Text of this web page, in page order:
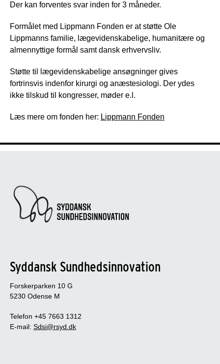
Der kan forventes svar inden for 3 måneder.
Formålet med Lippmann Fonden er at støtte Ole
Lippmanns familie, lægevidenskabelige, humanitære og
almennyttige formål samt dansk erhvervsliv.
Støtte til lægevidenskabelige ansøgninger gives
fortrinsvis indenfor kirurgi og anæstesiologi. Der ydes
ikke tilskud til kongresser, møder e.l.
Læs mere om fonden her: Lippmann Fonden
Syddansk Sundhedsinnovation
Forskerparken 10 G
5230 Odense M
Telefon +45 7663 1312
E-mail: Sdsi@rsyd.dk